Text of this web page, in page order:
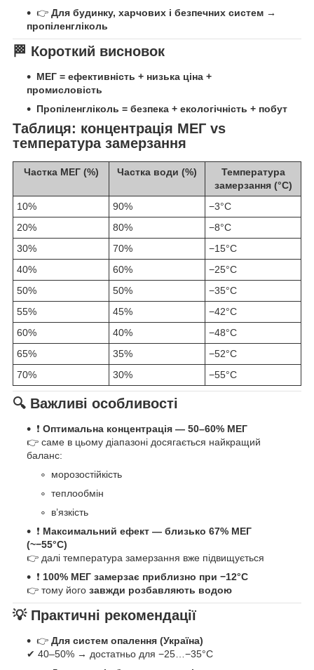
👉 Для будинку, харчових і безпечних систем →
пропіленгліколь
🏁 Короткий висновок
МЕГ = ефективність + низька ціна +
промисловість
Пропіленгліколь = безпека + екологічність + побут
Таблиця: концентрація МЕГ vs
температура замерзання
Частка МЕГ (%) Частка води (%)
Температура
замерзання (°C)
10%
90%
−3°C
20%
80%
−8°C
30%
70%
−15°C
40%
60%
−25°C
50%
50%
−35°C
55%
45%
−42°C
60%
40%
−48°C
65%
35%
−52°C
70%
30% −55°C
🔍 Важливі особливості
❗ Оптимальна концентрація — 50–60% МЕГ
👉 саме в цьому діапазоні досягається найкращий
баланс:
морозостійкість
теплообмін
в’язкість
❗ Максимальний ефект — близько 67% МЕГ
(~−55°C)
👉 далі температура замерзання вже підвищується
❗ 100% МЕГ замерзає приблизно при −12°C
👉 тому його завжди розбавляють водою
💡 Практичні рекомендації
👉 Для систем опалення (Україна)
✔ 40–50% → достатньо для −25…−35°C